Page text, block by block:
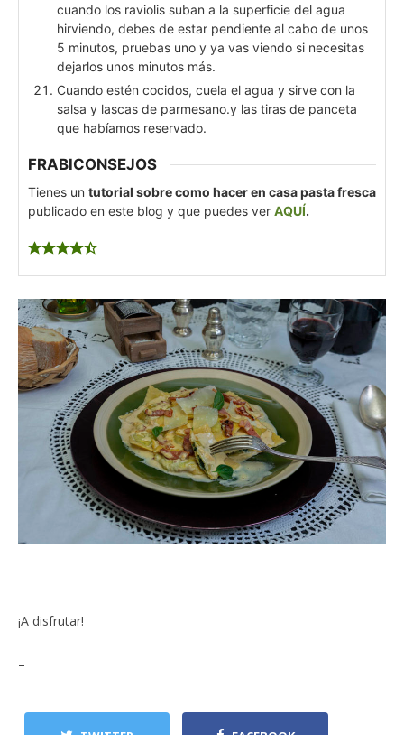
cuando los raviolis suban a la superficie del agua
hirviendo, debes de estar pendiente al cabo de unos
5 minutos, pruebas uno y ya vas viendo si necesitas
dejarlos unos minutos más.
Cuando estén cocidos, cuela el agua y sirve con la
salsa y lascas de parmesano.y las tiras de panceta
que habíamos reservado.
FRABICONSEJOS
Tienes un tutorial sobre como hacer en casa pasta fresca
publicado en este blog y que puedes ver AQUÍ.
¡A disfrutar!
–